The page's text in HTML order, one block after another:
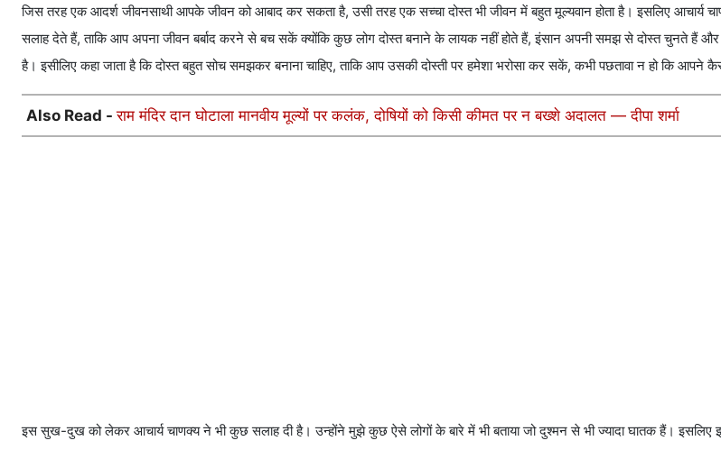
जिस तरह एक आदर्श जीवनसाथी आपके जीवन को आबाद कर सकता है, उसी तरह एक सच्चा दोस्त भी जीवन में बहुत मूल्यवान होता है। इसलिए आचार्य
सलाह देते हैं, ताकि आप अपना जीवन बर्बाद करने से बच सकें क्योंकि कुछ लोग दोस्त बनाने के लायक नहीं होते हैं, इंसान अपनी समझ से दोस्त चुनते हैं
है। इसीलिए कहा जाता है कि दोस्त बहुत सोच समझकर बनाना चाहिए, ताकि आप उसकी दोस्ती पर हमेशा भरोसा कर सकें, कभी पछतावा न हो कि आपने
Also Read -राम मंदिर दान घोटाला मानवीय मूल्यों पर कलंक, दोषियों को किसी कीमत पर न बख्शे अदालत — दीपा शर्मा
इस सुख-दुख को लेकर आचार्य चाणक्य ने भी कुछ सलाह दी है। उन्होंने मुझे कुछ ऐसे लोगों के बारे में भी बताया जो दुश्मन से भी ज्यादा घातक हैं। इसलिए